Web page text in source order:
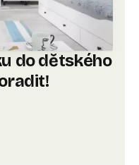
do dětského